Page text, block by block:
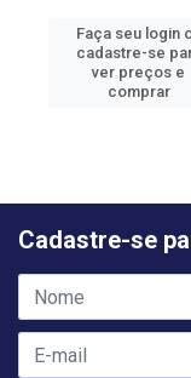
Faça seu login
cadastre-se
ver preços e
comprar
Cadastre-se